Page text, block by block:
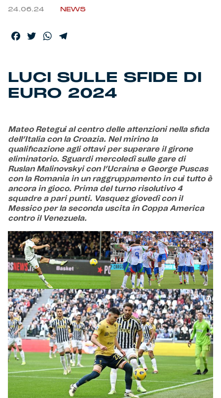
Gift Card Online Store
24.06.24 NEWS
Facebook
TwitterWhatsApp
LUCI SULLE SFIDE DI
EURO 2024
Mateo Retegui al centro delle attenzioni nella sfida
dell’Italia con la Croazia. Nel mirino la
qualificazione agli ottavi per superare il girone
eliminatorio. Sguardi mercoledì sulle gare di
Ruslan Malinovskyi con l’Ucraina e George Puscas
con la Romania in un raggruppamento in cui tutto è
ancora in gioco. Prima del turno risolutivo 4
squadre a pari punti. Vasquez giovedì con il
Messico per la seconda uscita in Coppa America
contro il Venezuela.